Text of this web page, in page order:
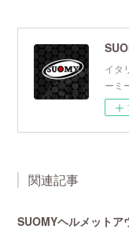
イタ
ーミ
関連記事